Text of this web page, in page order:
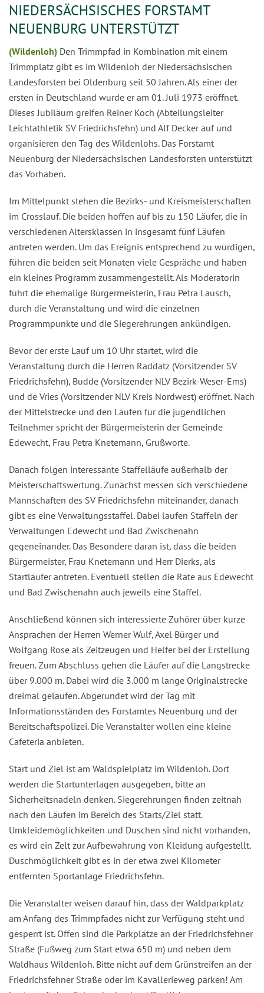
NIEDERSÄCHSISCHES FORSTAMT
NEUENBURG UNTERSTÜTZT
(Wildenloh) Den Trimmpfad in Kombination mit einem
Trimmplatz gibt es im Wildenloh der Niedersächsischen
Landesforsten bei Oldenburg seit 50 Jahren. Als einer der
ersten in Deutschland wurde er am 01. Juli 1973 eröffnet.
Dieses Jubiläum greifen Reiner Koch (Abteilungsleiter
Leichtathletik SV Friedrichsfehn) und Alf Decker auf und
organisieren den Tag des Wildenlohs. Das Forstamt
Neuenburg der Niedersächsischen Landesforsten unterstützt
das Vorhaben.
Im Mittelpunkt stehen die Bezirks- und Kreismeisterschaften
im Crosslauf. Die beiden hoffen auf bis zu 150 Läufer, die in
verschiedenen Altersklassen in insgesamt fünf Läufen
antreten werden. Um das Ereignis entsprechend zu würdigen,
führen die beiden seit Monaten viele Gespräche und haben
ein kleines Programm zusammengestellt. Als Moderatorin
führt die ehemalige Bürgermeisterin, Frau Petra Lausch,
durch die Veranstaltung und wird die einzelnen
Programmpunkte und die Siegerehrungen ankündigen.
Bevor der erste Lauf um 10 Uhr startet, wird die
Veranstaltung durch die Herren Raddatz (Vorsitzender SV
Friedrichsfehn), Budde (Vorsitzender NLV Bezirk-Weser-Ems)
und de Vries (Vorsitzender NLV Kreis Nordwest) eröffnet. Nach
der Mittelstrecke und den Läufen für die jugendlichen
Teilnehmer spricht der Bürgermeisterin der Gemeinde
Edewecht, Frau Petra Knetemann, Grußworte.
Danach folgen interessante Staffelläufe außerhalb der
Meisterschaftswertung. Zunächst messen sich verschiedene
Mannschaften des SV Friedrichsfehn miteinander, danach
gibt es eine Verwaltungsstaffel. Dabei laufen Staffeln der
Verwaltungen Edewecht und Bad Zwischenahn
gegeneinander. Das Besondere daran ist, dass die beiden
Bürgermeister, Frau Knetemann und Herr Dierks, als
Startläufer antreten. Eventuell stellen die Räte aus Edewecht
und Bad Zwischenahn auch jeweils eine Staffel.
Anschließend können sich interessierte Zuhörer über kurze
Ansprachen der Herren Werner Wulf, Axel Bürger und
Wolfgang Rose als Zeitzeugen und Helfer bei der Erstellung
freuen. Zum Abschluss gehen die Läufer auf die Langstrecke
über 9.000 m. Dabei wird die 3.000 m lange Originalstrecke
dreimal gelaufen. Abgerundet wird der Tag mit
Informationsständen des Forstamtes Neuenburg und der
Bereitschaftspolizei. Die Veranstalter wollen eine kleine
Cafeteria anbieten.
Start und Ziel ist am Waldspielplatz im Wildenloh. Dort
werden die Startunterlagen ausgegeben, bitte an
Sicherheitsnadeln denken. Siegerehrungen finden zeitnah
nach den Läufen im Bereich des Starts/Ziel statt.
Umkleidemöglichkeiten und Duschen sind nicht vorhanden,
es wird ein Zelt zur Aufbewahrung von Kleidung aufgestellt.
Duschmöglichkeit gibt es in der etwa zwei Kilometer
entfernten Sportanlage Friedrichsfehn.
Die Veranstalter weisen darauf hin, dass der Waldparkplatz
am Anfang des Trimmpfades nicht zur Verfügung steht und
gesperrt ist. Offen sind die Parkplätze an der Friedrichsfehner
Straße (Fußweg zum Start etwa 650 m) und neben dem
Waldhaus Wildenloh. Bitte nicht auf dem Grünstreifen an der
Friedrichsfehner Straße oder im Kavallerieweg parken! Am